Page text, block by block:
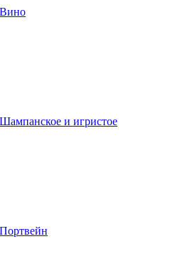
Вино
Шампанское и игристое
Портвейн